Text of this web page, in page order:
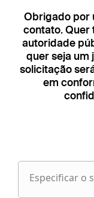
Obrigado por
contato. Quer
autoridade
quer seja um
solicitação
em
Especificar o
Especificar